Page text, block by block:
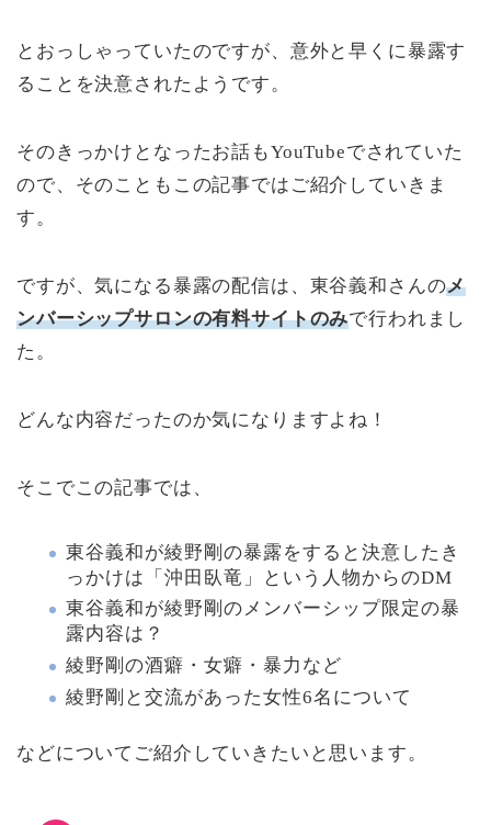
とおっしゃっていたのですが、意外と早くに暴露す
ることを決意されたようです。
そのきっかけとなったお話もYouTubeでされていた
ので、そのこともこの記事ではご紹介していきま
す。
ですが、気になる暴露の配信は、東谷義和さんのメ
ンバーシップサロンの有料サイトのみで行われまし
た。
どんな内容だったのか気になりますよね！
そこでこの記事では、
東谷義和が綾野剛の暴露をすると決意したき
っかけは「沖田臥竜」という人物からのDM
東谷義和が綾野剛のメンバーシップ限定の暴
露内容は？
綾野剛の酒癖・女癖・暴力など
綾野剛と交流があった女性6名について
などについてご紹介していきたいと思います。